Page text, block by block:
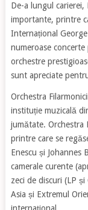
De-a lungul carierei,
importante, printre
Internațional
numeroase concerte
orchestre
sunt apreciate
Orchestra
instituție muzicală
jumătate. Orchestra
printre care se
Enescu și Johannes
camerale curente
zeci de discuri (LP
Asia și Extremul
internațional.